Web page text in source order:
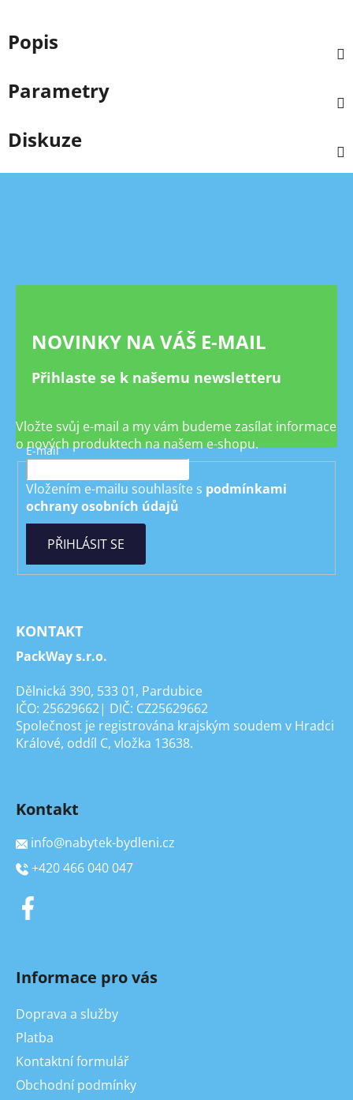
Popis
Parametry
Diskuze
Z
NOVINKY NA VÁŠ E-MAIL
Přihlaste se k našemu newsletteru
Vložte svůj e-mail a my vám budeme zasílat informace
o nových produktech na našem e-shopu.
E-mail
Vložením e-mailu souhlasíte s podmínkami
ochrany osobních údajů
PŘIHLÁSIT SE
KONTAKT
PackWay s.r.o.
Dělnická 390, 533 01, Pardubice
IČO: 25629662| DIČ: CZ25629662
Společnost je registrována krajským soudem v Hradci
Králové, oddíl C, vložka 13638.
Kontakt
info@nabytek-bydleni.cz
+420 466 040 047
Informace pro vás
Doprava a služby
Platba
Kontaktní formulář
Obchodní podmínky